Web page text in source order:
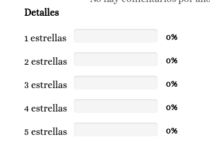
Detalles
1 estrellas 0%
2 estrellas 0%
3 estrellas 0%
4 estrellas 0%
5 estrellas 0%